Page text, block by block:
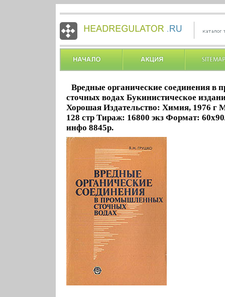
Вредные органические соединения
сточных водах Букинистическое
Хорошая Издательство: Химия, 1976 г
128 стр Тираж: 16800 экз Формат:
инфо 8845p.